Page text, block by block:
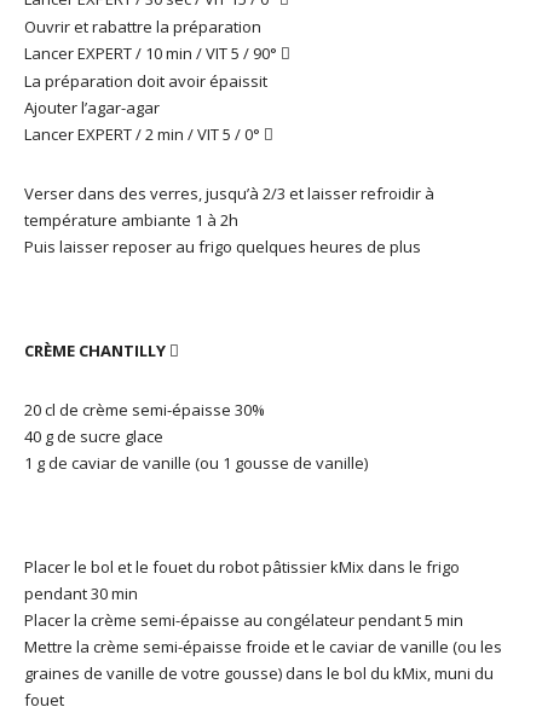
Ouvrir et rabattre la préparation
Lancer EXPERT / 10 min / VIT 5 / 90° 
La préparation doit avoir épaissit
Ajouter l’agar-agar
Lancer EXPERT / 2 min / VIT 5 / 0° 
Verser dans des verres, jusqu’à 2/3 et laisser refroidir à
température ambiante 1 à 2h
Puis laisser reposer au frigo quelques heures de plus
CRÈME CHANTILLY 
20 cl de crème semi-épaisse 30%
40 g de sucre glace
1 g de caviar de vanille (ou 1 gousse de vanille)
Placer le bol et le fouet du robot pâtissier kMix dans le frigo
pendant 30 min
Placer la crème semi-épaisse au congélateur pendant 5 min
Mettre la crème semi-épaisse froide et le caviar de vanille (ou les
graines de vanille de votre gousse) dans le bol du kMix, muni du
fouet